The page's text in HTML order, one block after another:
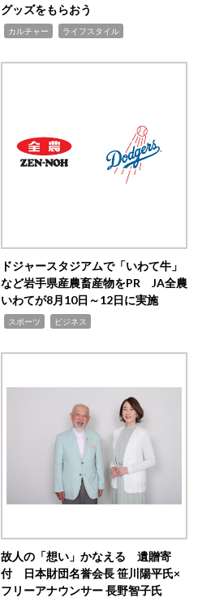
グッズをもらおう
カルチャー ライフスタイル
ドジャースタジアムで「いわて牛」
など岩手県産農畜産物をPR JA全農
いわてが8月10日～12日に実施
スポーツ ビジネス
故人の「想い」かなえる 遺贈寄
付 日本財団名誉会長 笹川陽平氏×
フリーアナウンサー 長野智子氏